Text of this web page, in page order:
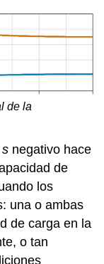
de la
s negativo hace
de
los
una o ambas
de carga en la
o tan